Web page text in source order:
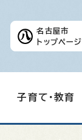
名古屋市
トップページ
子育て・教育